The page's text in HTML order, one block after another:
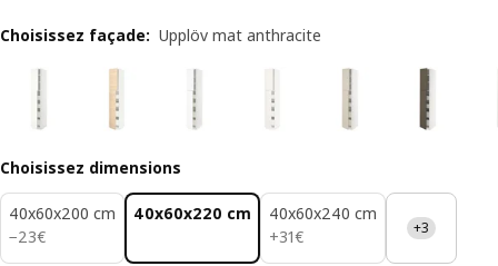
Choisissez façade: Upplöv mat anthracite
Choisissez dimensions
40x60x200 cm
−23€
23€
40x60x220 cm
40x60x240 cm
+31€
31€ +3